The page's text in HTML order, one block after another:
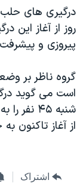
همایش
صفحه‌های ویژه
سفر پرزیدنت
درگیری های حلب
روز از آغاز این
پیروزی و
گروه ناظر بر
است می گوید
شنبه ۴۵
از آغاز تاکنون به حدود ۳۱ هزار
اشتراک